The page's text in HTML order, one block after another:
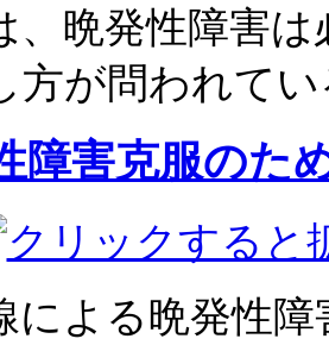
、晩発性障害
方が問われて
障害克服のた
による晩発性